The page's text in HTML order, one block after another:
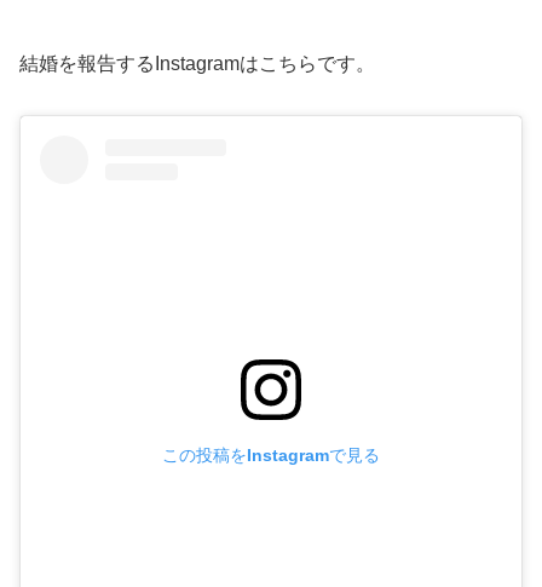
結婚を報告するInstagramはこちらです。
この投稿をInstagramで見る